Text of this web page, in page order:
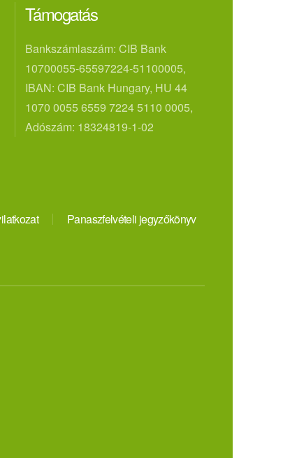
Támogatás
Bankszámlaszám: CIB Bank
10700055-65597224-51100005,
IBAN: CIB Bank Hungary, HU 44
1070 0055 6559 7224 5110 0005,
Adószám: 18324819-1-02
Panaszfelvételi jegyzőkönyv